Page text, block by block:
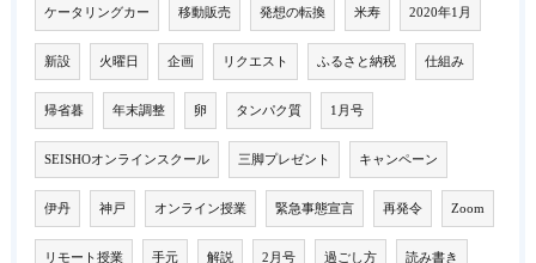
ケータリングカー 移動販売 発想の転換 米寿 2020年1月
新設 火曜日 企画 リクエスト ふるさと納税 仕組み
帰省暮 年末調整 卵 タンパク質 1月号
SEISHOオンラインスクール 三脚プレゼント キャンペーン
伊丹 神戸 オンライン授業 緊急事態宣言 再発令 Zoom
リモート授業 手元 解説 2月号 過ごし方 読み書き